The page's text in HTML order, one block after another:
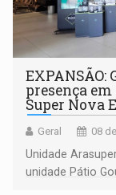
presença
Super Nova
Geral 08
Unidade
unidade Pátio